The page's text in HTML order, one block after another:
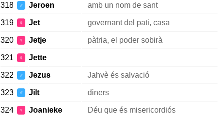
318 ♂ Jeroen amb un nom de sant
319 ♀ Jet governant del pati, casa
320 ♀ Jetje pàtria, el poder sobirà
321 ♀ Jette
322 ♂ Jezus Jahvè és salvació
323 ♂ Jilt diners
324 ♀ Joanieke Déu que és misericordiós